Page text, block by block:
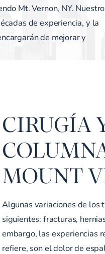
Mt. Vernon, NY.
de experiencia, y la
de mejorar y
CIRUGÍA
MOUNT
Algunas variaciones de los
siguientes: fracturas,
embargo, las experiencias
refiere, son el dolor de